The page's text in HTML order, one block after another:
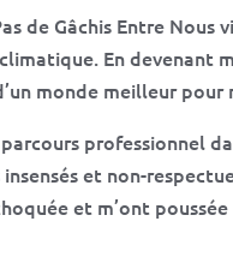
de Gâchis Entre
En devenant
monde meilleur
professionnel
et non-
et m’ont poussée